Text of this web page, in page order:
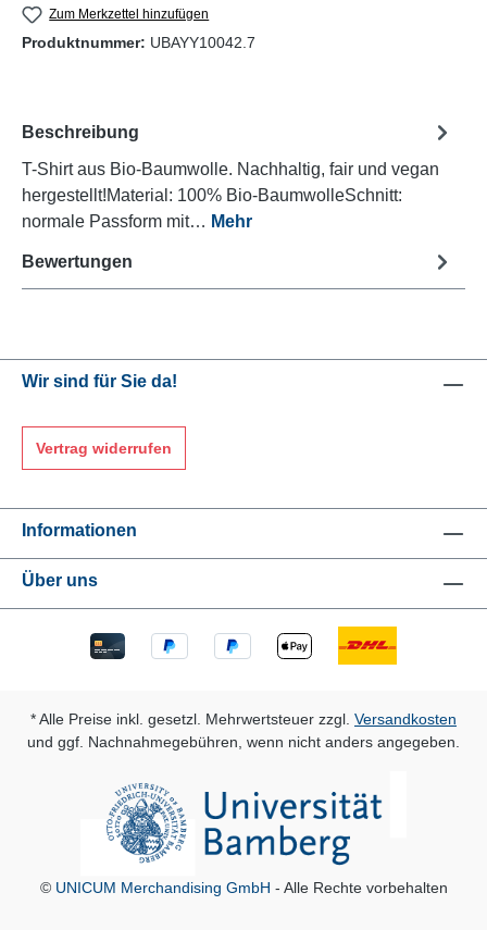
Zum Merkzettel hinzufügen
Produktnummer: UBAYY10042.7
Beschreibung
T-Shirt aus Bio-Baumwolle. Nachhaltig, fair und vegan
hergestellt!Material: 100% Bio-BaumwolleSchnitt:
normale Passform mit… Mehr
Bewertungen
Wir sind für Sie da!
Vertrag widerrufen
Informationen
Über uns
* Alle Preise inkl. gesetzl. Mehrwertsteuer zzgl. Versandkosten
und ggf. Nachnahmegebühren, wenn nicht anders angegeben.
© UNICUM Merchandising GmbH - Alle Rechte vorbehalten